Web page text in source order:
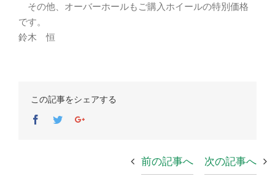
その他、オーバーホールもご購入ホイールの特別価格
です。
鈴木 恒
この記事をシェアする
Facebook
TwitterGoogle+
前の記事へ 次の記事へ